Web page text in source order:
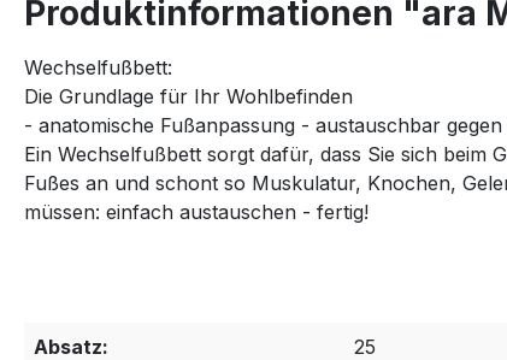
Produktinformationen "ara
Wechselfußbett:
Die Grundlage für Ihr Wohlbefinden
- anatomische Fußanpassung - austauschbar gegen
Ein Wechselfußbett sorgt dafür, dass Sie sich beim
Fußes an und schont so Muskulatur, Knochen,
müssen: einfach austauschen - fertig!
Absatz:
25